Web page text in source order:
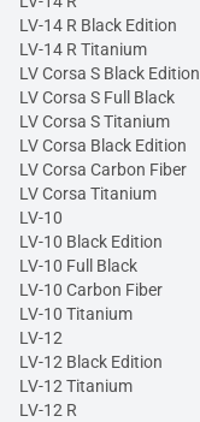
LV-14 R Black Edition
LV-14 R Titanium
LV Corsa S Black Edition
LV Corsa S Full Black
LV Corsa S Titanium
LV Corsa Black Edition
LV Corsa Carbon Fiber
LV Corsa Titanium
LV-10
LV-10 Black Edition
LV-10 Full Black
LV-10 Carbon Fiber
LV-10 Titanium
LV-12
LV-12 Black Edition
LV-12 Titanium
LV-12 R